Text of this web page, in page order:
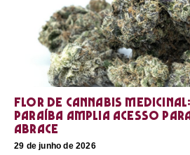
Flor de cannabis
Paraíba amplia acesso
Abrace
29 de junho de 2026